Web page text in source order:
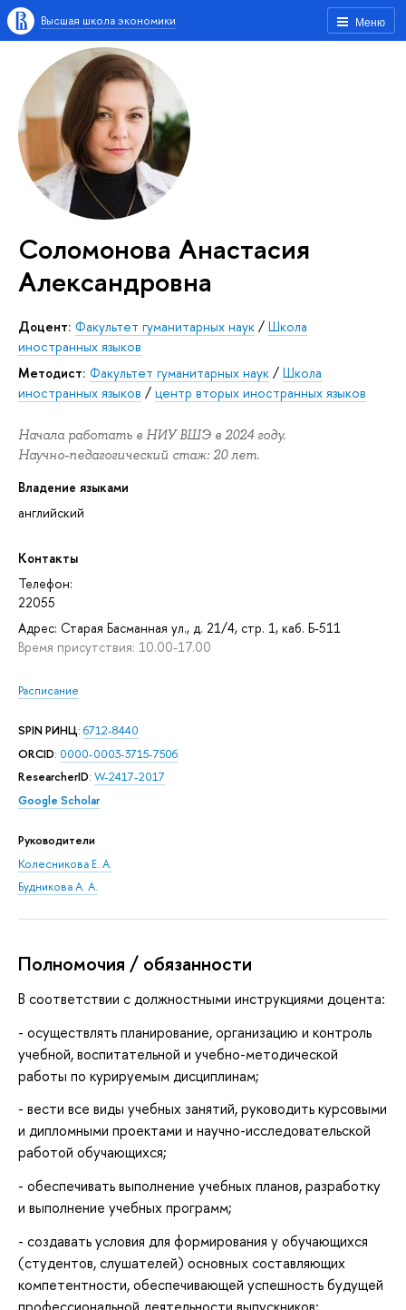
Меню
Высшая школа экономики
Соломонова Анастасия
Александровна
Доцент: Факультет гуманитарных наук / Школа
иностранных языков
Методист: Факультет гуманитарных наук / Школа
иностранных языков / центр вторых иностранных языков
Начала работать в НИУ ВШЭ в 2024 году.
Научно-педагогический стаж: 20 лет.
Владение языками
английский
Контакты
Телефон:
22055
Адрес: Старая Басманная ул., д. 21/4, стр. 1, каб. Б-511
Время присутствия: 10.00-17.00
Расписание
SPIN РИНЦ: 6712-8440
ORCID: 0000-0003-3715-7506
ResearcherID: W-2417-2017
Google Scholar
Руководители
Колесникова Е. А.
Будникова А. А.
Полномочия / обязанности
В соответствии с должностными инструкциями доцента:
- осуществлять планирование, организацию и контроль
учебной, воспитательной и учебно-методической
работы по курируемым дисциплинам;
- вести все виды учебных занятий, руководить курсовыми
и дипломными проектами и научно-исследовательской
работой обучающихся;
- обеспечивать выполнение учебных планов, разработку
и выполнение учебных программ;
- создавать условия для формирования у обучающихся
(студентов, слушателей) основных составляющих
компетентности, обеспечивающей успешность будущей